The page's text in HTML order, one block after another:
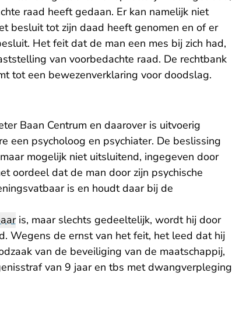
raad heeft gedaan. Er kan namelijk niet
besluit tot zijn daad heeft genomen en of er
Het feit dat de man een mes bij zich had,
van voorbedachte raad. De rechtbank
tot een bewezenverklaring voor doodslag.
Baan Centrum en daarover is uitvoerig
een psycholoog en psychiater. De beslissing
mogelijk niet uitsluitend, ingegeven door
oordeel dat de man door zijn psychische
is en houdt daar bij de
is, maar slechts gedeeltelijk, wordt hij door
Wegens de ernst van het feit, het leed dat hij
van de beveiliging van de maatschappij,
van 9 jaar en tbs met dwangverpleging